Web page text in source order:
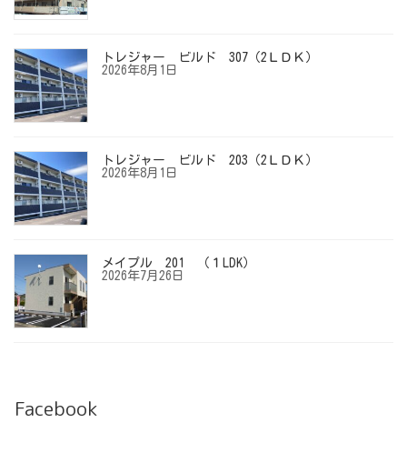
トレジャー ビルド 307（2ＬＤＫ）
2026年8月1日
トレジャー ビルド 203（2ＬＤＫ）
2026年8月1日
メイプル 201 （１LDK）
2026年7月26日
Facebook